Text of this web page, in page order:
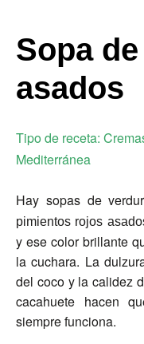
Sopa
asados
Tipo de receta:
Mediterránea
Hay sopas de
pimientos rojos
y ese color brillante
la cuchara. La
del coco y la calidez
cacahuete hacen
siempre funciona.